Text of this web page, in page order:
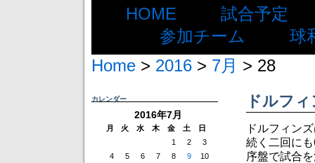
HOME 試合予定
参加チーム
球
Home > 2016 > 7月 > 28
ドルフ
ドルフィン
続く二回に
序盤で試合
カレンダー
2016年7月
月 火 水 木 金 土
日
1
2
3
4
5 6 7 8 9
10